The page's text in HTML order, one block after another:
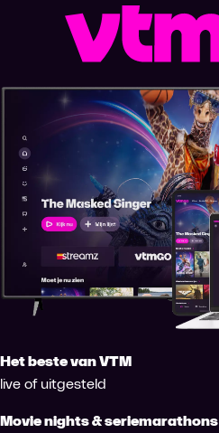
Het beste van VTM
live of uitgesteld
Movie nights & seriemarathons